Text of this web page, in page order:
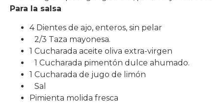
Para la salsa
4 Dientes de ajo, enteros, sin pelar
2/3 Taza mayonesa.
1 Cucharada aceite oliva extra-virgen
1 Cucharada pimentón dulce ahumado.
1 Cucharada de jugo de limón
Sal
Pimienta molida fresca